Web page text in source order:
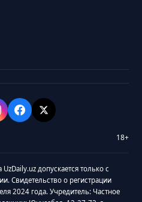
18+
допускается только с
Свидетельство о регистрации
2024 года. Учредитель: Частное